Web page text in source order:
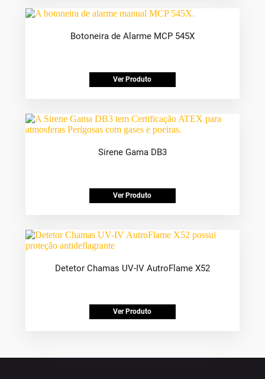
Botoneira de Alarme MCP 545X
Ver Produto
Sirene Gama DB3
Ver Produto
Detetor Chamas UV-IV AutroFlame X52
Ver Produto